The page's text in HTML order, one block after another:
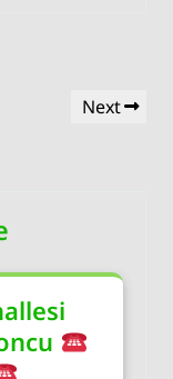
Next
Next